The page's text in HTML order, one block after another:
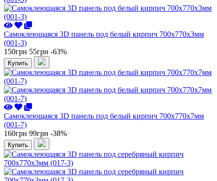
Самоклеющаяся 3D панель под белый кирпич 700x770x3мм
(001-3)
150грн 55грн -63%
Купить
Самоклеющаяся 3D панель под белый кирпич 700x770x7мм
(001-7)
160грн 99грн -38%
Купить